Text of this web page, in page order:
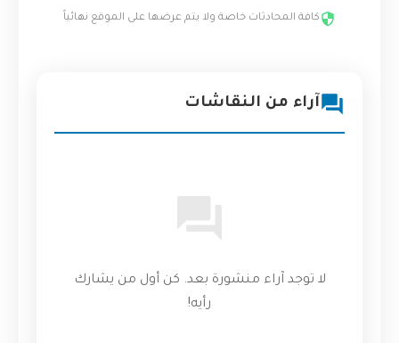
كافة المحادثات خاصة ولا يتم عرضها على الموقع نهائياً
آراء من النقاشات
لا توجد آراء منشورة بعد. كن أول من يشارك
رأيه!